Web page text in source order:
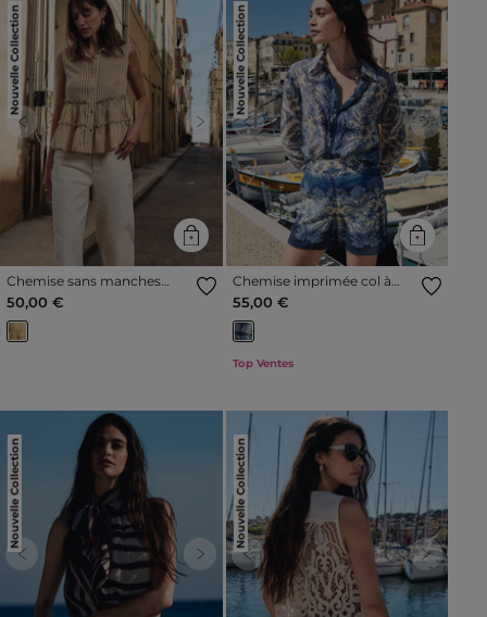
Nouvelle Collection
Previous Next
Chemise sans manches
rayée multicolore femme
50,00 €
Nouvelle Collection
Previous Next
Chemise imprimée col à
revers multicolore femme
55,00 €
Top Ventes
Nouvelle Collection
Previous Next
Nouvelle Collection
Previous Next